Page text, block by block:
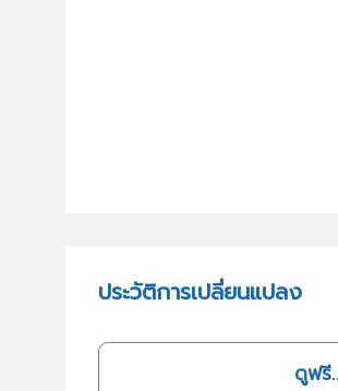
ประวัติการเปลี่ยนแปลง
ดูฟรี